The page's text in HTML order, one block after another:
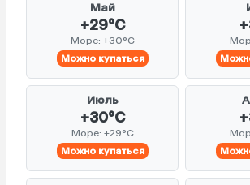
Май
+29°C
Море: +30°C
Можно купаться
Июль
+30°C
Море: +29°C
Можно купаться